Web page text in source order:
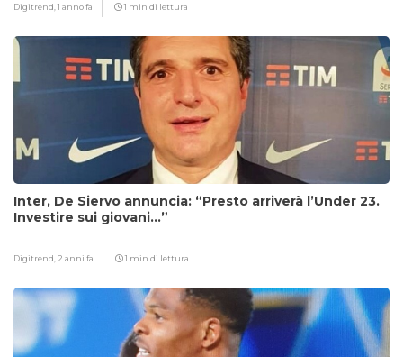
Digitrend,1 anno fa 1 min di lettura
Inter, De Siervo annuncia: “Presto arriverà l’Under 23.
Investire sui giovani…”
Digitrend, 2 anni fa 1 min di lettura